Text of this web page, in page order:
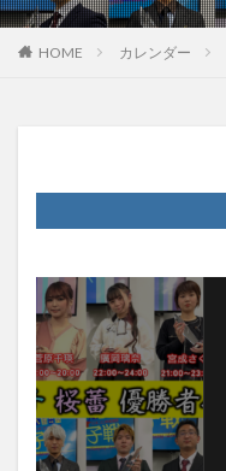
HOME カレンダー